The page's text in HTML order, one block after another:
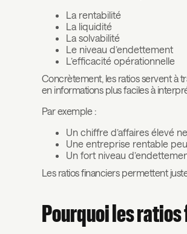
La rentabilité
La liquidité
La solvabilité
Le niveau d’endettement
L’efficacité opérationnelle
Concrètement, les ratios servent
en informations plus faciles à
Par exemple :
Un chiffre d’affaires élevé
Une entreprise rentable
Un fort niveau
Les ratios financiers permettent
Pourquoi les